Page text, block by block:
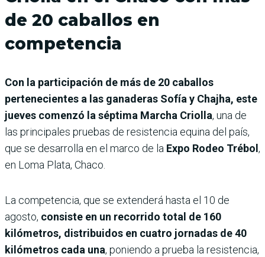
de 20 caballos en
competencia
Con la participación de más de 20 caballos
pertenecientes a las ganaderas Sofía y Chajha, este
jueves comenzó la séptima Marcha Criolla, una de
las principales pruebas de resistencia equina del país,
que se desarrolla en el marco de la Expo Rodeo Trébol,
en Loma Plata, Chaco.
La competencia, que se extenderá hasta el 10 de
agosto, consiste en un recorrido total de 160
kilómetros, distribuidos en cuatro jornadas de 40
kilómetros cada una, poniendo a prueba la resistencia,